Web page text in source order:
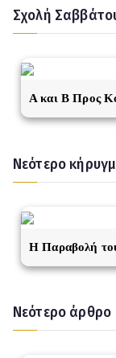
Σχολή
A και Β Προς
Νεότερο
Η Παραβολή
Νεότερο άρθρο